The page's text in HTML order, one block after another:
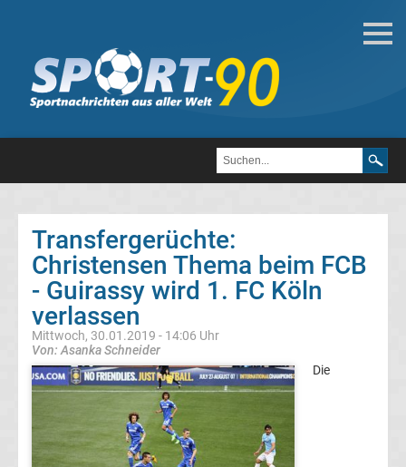
Fußball
Bundesliga
3.
Liga
DFB-
Pokal
Champions
Transfergerüchte:
Christensen Thema beim FCB
- Guirassy wird 1. FC Köln
verlassen
Mittwoch, 30.01.2019 - 14:06 Uhr
Von: Asanka Schneider
Die